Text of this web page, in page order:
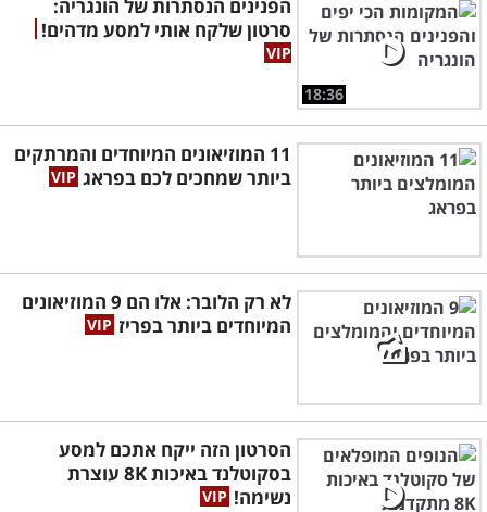
18:36
הפנינים הנסתרות של הונגריה:
סרטון שלקח אותי למסע מדהים!
11 המוזיאונים המיוחדים והמרתקים
ביותר שמחכים לכם בפראג
לא רק הלובר: אלו הם 9 המוזיאונים
המיוחדים ביותר בפריז
הסרטון הזה ייקח אתכם למסע
בסקוטלנד באיכות 8K עוצרת
נשימה!